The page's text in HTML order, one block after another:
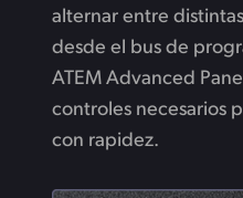
alternar entre
desde el bus de
ATEM Advanced
controles necesarios
con rapidez.